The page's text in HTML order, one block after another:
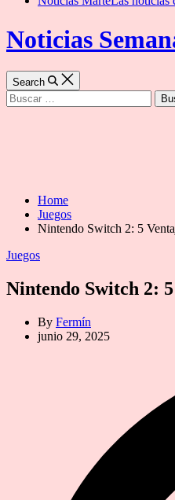
Noticias
Search
Buscar:
Home
Juegos
Nintendo Switch 2: 5
Categories
Juegos
Nintendo Switch 2:
By Fermín
junio 29, 2025